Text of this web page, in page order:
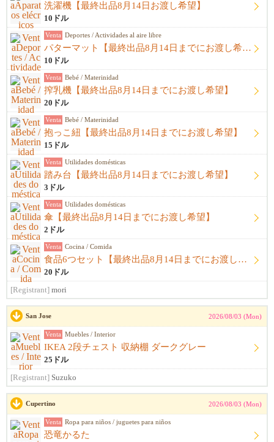
洗濯機【最終出品8月14日お渡し希望】
10ドル
Venta Deportes / Actividades al aire libre
パターマット【最終出品8月14日までにお渡し希望】
10ドル
Venta Bebé / Materinidad
搾乳機【最終出品8月14日までにお渡し希望】
20ドル
Venta Bebé / Materinidad
抱っこ紐【最終出品8月14日までにお渡し希望】
15ドル
Venta Utilidades domésticas
踏み台【最終出品8月14日までにお渡し希望】
3ドル
Venta Utilidades domésticas
傘【最終出品8月14日までにお渡し希望】
2ドル
Venta Cocina / Comida
食品6つセット【最終出品8月14日までにお渡し希望】
20ドル
[Registrant] mori
San Jose 2026/08/03 (Mon)
Venta Muebles / Interior
IKEA 2段チェスト 収納棚 ダークグレー
25ドル
[Registrant] Suzuko
Cupertino 2026/08/03 (Mon)
Venta Ropa para niños / juguetes para niños
恐竜かるた